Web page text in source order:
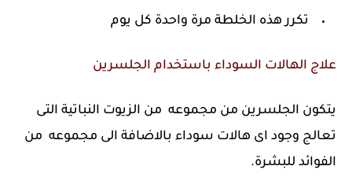
تكرر هذه الخلطة مرة واحدة كل يوم
علاج الهالات السوداء باستخدام الجلسرين
يتكون الجلسرين من مجموعه من الزيوت النباتية التى
تعالج وجود اى هالات سوداء بالاضافة الى مجموعه من
الفوائد للبشرة.